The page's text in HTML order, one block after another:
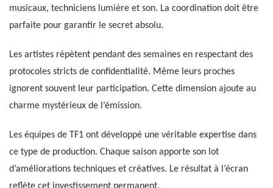
musicaux, techniciens lumière et son. La coordination doit être
parfaite pour garantir le secret absolu.
Les artistes répètent pendant des semaines en respectant des
protocoles stricts de confidentialité. Même leurs proches
ignorent souvent leur participation. Cette dimension ajoute au
charme mystérieux de l’émission.
Les équipes de TF1 ont développé une véritable expertise dans
ce type de production. Chaque saison apporte son lot
d’améliorations techniques et créatives. Le résultat à l’écran
reflète cet investissement permanent.